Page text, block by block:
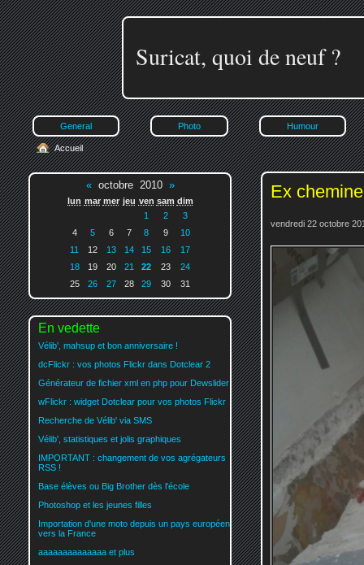
Suricat, quoi de neuf ?
General Photo Humour
Ex
vendredi 22 octobre
Accueil
«octobre 2010 »
lun mar mer jeu ven sam dim
1
2
3
4
5 6 7 8 9
10
11
12 13 14 15 16
17
18
19 20 21 22 23
24
25
26 27 28 29 30 31
En vedette
Vélib', mahsup et bon anniversaire !
dcFlickr : vos photos Flickr dans Dotclear 2
Générateur de fichier xml en php pour Dewslider
wFlickr : widget Dotclear pour vos photos Flickr
Recherche de Vélib' via SMS
Vélib', statistiques et jolis graphiques
IMPORTANT : changement de vos agrégateurs
RSS !
Base élèves ou Big Brother dès l'école
Photoshop et les jeunes filles
Importation d'une moto depuis un pays européen
vers la France
aaaaaaaaaaaaaa et plus